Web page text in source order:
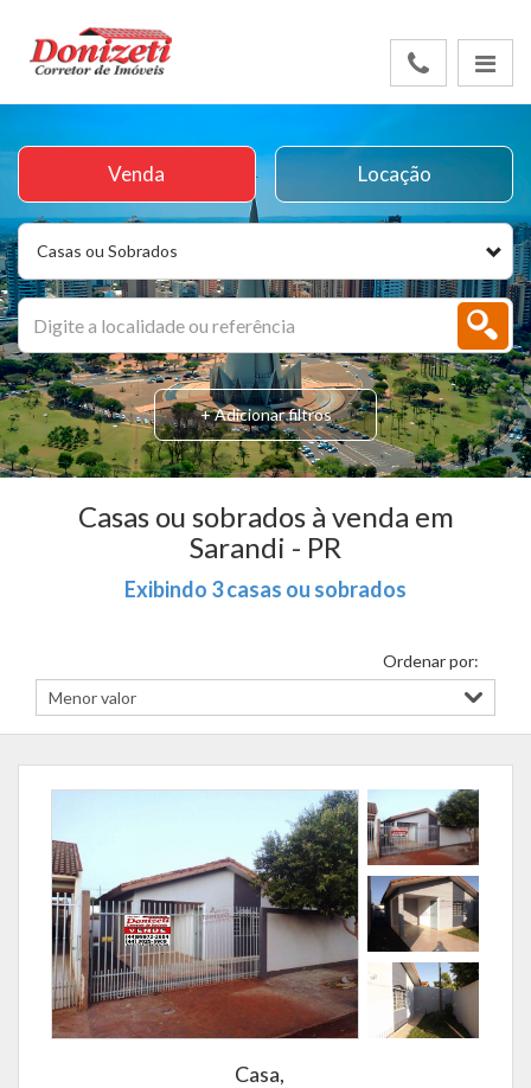
Casas ou Sobrados
Venda Locação
+ Adicionar filtros
Casas ou sobrados à venda em
Sarandi - PR
Exibindo 3 casas ou sobrados
Ordenar por:
Casa,